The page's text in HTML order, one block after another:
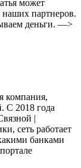
может
партнеров.
деньги. —>
компания,
С 2018 года
|
сеть работает
банками